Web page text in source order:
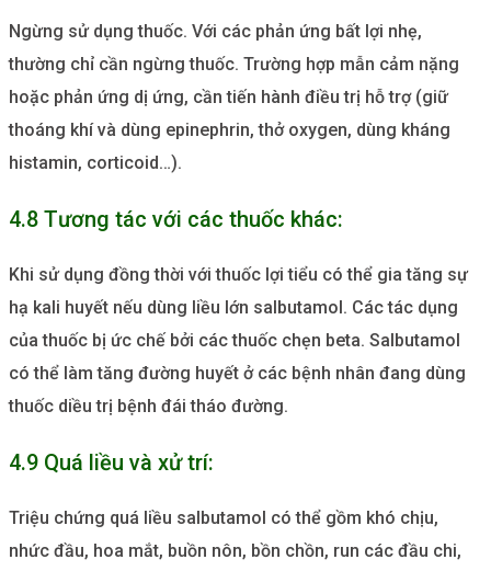
Ngừng sử dụng thuốc. Với các phản ứng bất lợi nhẹ,
thường chỉ cần ngừng thuốc. Trường hợp mẫn cảm nặng
hoặc phản ứng dị ứng, cần tiến hành điều trị hỗ trợ (giữ
thoáng khí và dùng epinephrin, thở oxygen, dùng kháng
histamin, corticoid…).
4.8 Tương tác với các thuốc khác:
Khi sử dụng đồng thời với thuốc lợi tiểu có thể gia tăng sự
hạ kali huyết nếu dùng liều lớn salbutamol. Các tác dụng
của thuốc bị ức chế bởi các thuốc chẹn beta. Salbutamol
có thể làm tăng đường huyết ở các bệnh nhân đang dùng
thuốc diều trị bệnh đái tháo đường.
4.9 Quá liều và xử trí:
Triệu chứng quá liều salbutamol có thể gồm khó chịu,
nhức đầu, hoa mắt, buồn nôn, bồn chồn, run các đầu chi,